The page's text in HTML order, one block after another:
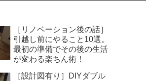
［リノベーション後の話］
引越し前にやること10選。
最初の準備でその後の生活
が変わる楽ちん術！
［設計図有り］DIYダブル